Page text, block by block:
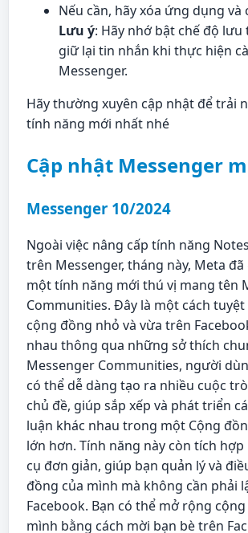
Nếu cần, hãy xóa ứng dụng và
Lưu ý: Hãy nhớ bật chế độ
giữ lại tin nhắn khi thực hiện
Messenger.
Hãy thường xuyên cập nhật để trải
tính năng mới nhất nhé
Cập nhật Messenger
Messenger 10/2024
Ngoài việc nâng cấp tính năng
trên Messenger, tháng này, Meta
một tính năng mới thú vị mang tên
Communities. Đây là một cách tuyệt
cộng đồng nhỏ và vừa trên
nhau thông qua những sở thích
Messenger Communities, người
có thể dễ dàng tạo ra nhiều cuộc
chủ đề, giúp sắp xếp và phát triển
luận khác nhau trong một Cộng
lớn hơn. Tính năng này còn tích
cụ đơn giản, giúp bạn quản lý và
đồng của mình mà không cần phải
Facebook. Bạn có thể mở rộng
mình bằng cách mời bạn bè trên